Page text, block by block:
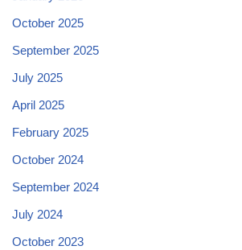
October 2025
September 2025
July 2025
April 2025
February 2025
October 2024
September 2024
July 2024
October 2023